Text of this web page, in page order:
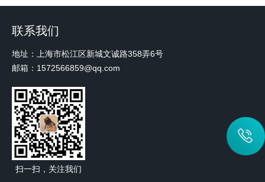
联系我们
地址：上海市松江区新城文诚路358弄6号
邮箱：1572566859@qq.com
扫一扫，关注我们